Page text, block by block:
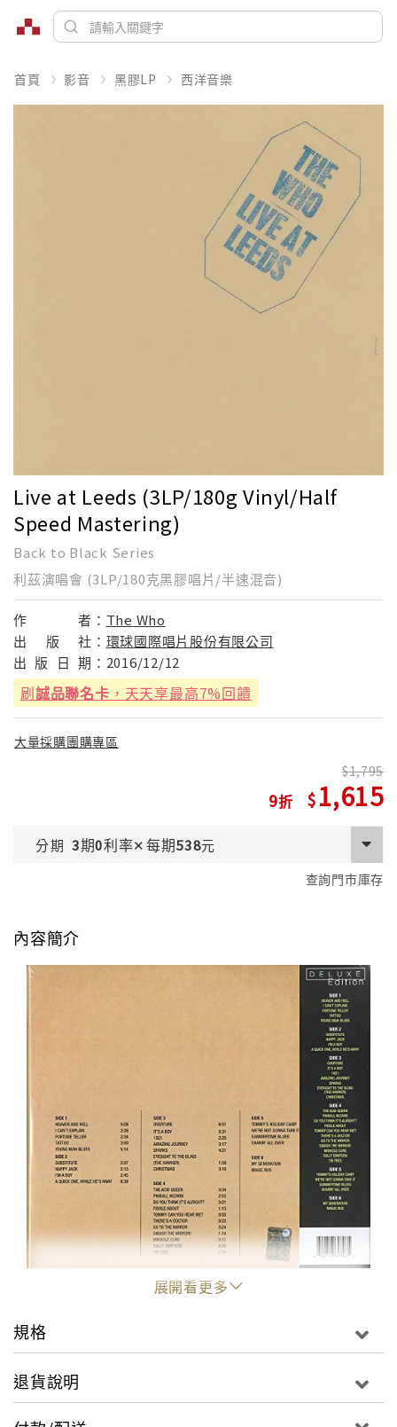
首頁 影音 黑膠LP 西洋音樂
Live at Leeds (3LP/180g Vinyl/Half
Speed Mastering)
Back to Black Series
利茲演唱會 (3LP/180克黑膠唱片/半速混音)
作 者： The Who
出
版 社： 環球國際唱片股份有限公司
出 版 日 期： 2016/12/12
刷誠品聯名卡 ，天天享最高7%回饋
大量採購團購專區
9
1,795
1,615
分期 3期0利率✕每期538元
查詢門市庫存
內容簡介
展開看更多
規格
退貨說明